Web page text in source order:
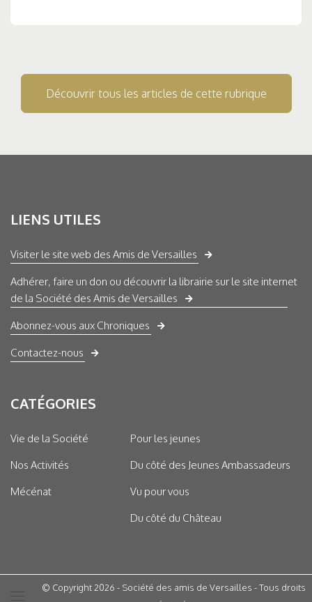
Découvrir tous les articles de cette rubrique
LIENS UTILES
Visiter le site web des Amis de Versailles
Adhérer, faire un don ou découvrir la librairie sur le site internet
de la Société des Amis de Versailles
Abonnez-vous aux Chroniques
Contactez-nous
CATÉGORIES
Vie de la Société
Nos Activités
Mécénat
Pour les jeunes
Du côté des Jeunes Ambassadeurs
Vu pour vous
Du côté du Château
© Copyright 2026 - Société des amis de Versailles - Tous droits